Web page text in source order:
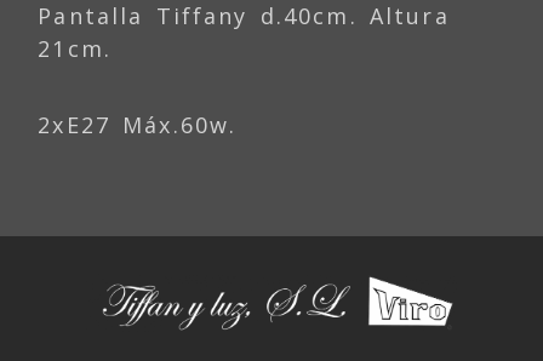
Pantalla Tiffany d.40cm. Altura
21cm.
2xE27 Máx.60w.